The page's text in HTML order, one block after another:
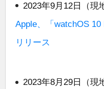
2023年9月12日（現
Apple、「watchOS
リリース
2023年8月29日（現